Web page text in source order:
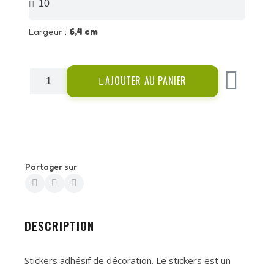
Largeur : 6,4 cm
AJOUTER AU PANIER
Partager sur
DESCRIPTION
Stickers adhésif de décoration. Le stickers est un